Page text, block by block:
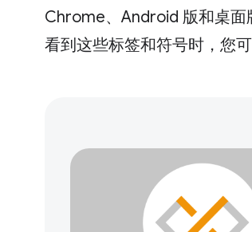
Chrome、Android 版和桌面
看到这些标签和符号时，您